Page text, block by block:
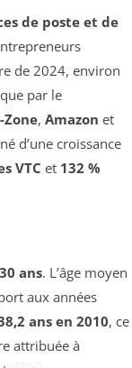
de poste et de
de 2024, environ
par le
Zone, Amazon et
d’une croissance
VTC et 132 %
ans. L’âge moyen
aux années
ans en 2010, ce
attribuée à